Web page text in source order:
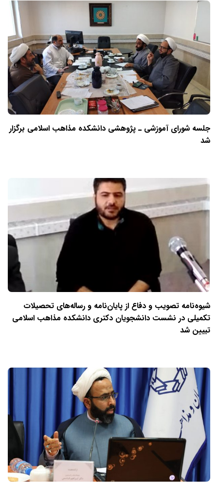
جلسه شورای آموزشی ـ پژوهشی دانشکده مذاهب اسلامی برگزار
شد
شیوه‌نامه تصویب و دفاع از پایان‌نامه و رساله‌های تحصیلات
تکمیلی در نشست دانشجویان دکتری دانشکده مذاهب اسلامی
تبیین شد